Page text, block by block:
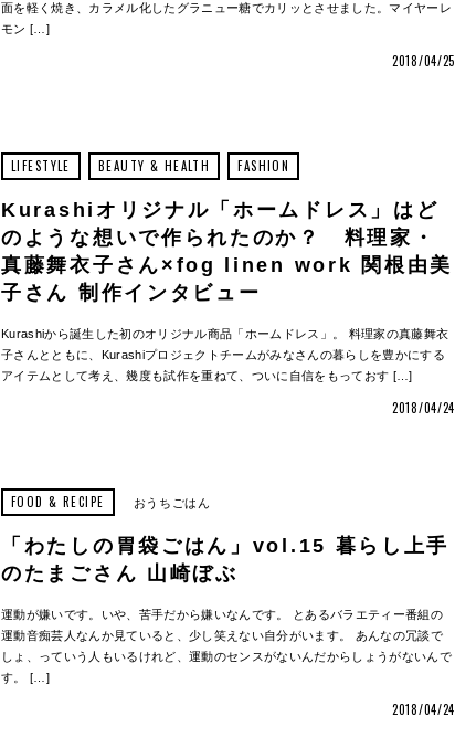
面を軽く焼き、カラメル化したグラニュー糖でカリッとさせました。マイヤーレ
モン […]
2018/04/25
LIFESTYLE BEAUTY & HEALTH FASHION
Kurashiオリジナル「ホームドレス」はど
のような想いで作られたのか？ 料理家・
真藤舞衣子さん×fog linen work 関根由美
子さん 制作インタビュー
Kurashiから誕生した初のオリジナル商品「ホームドレス」。 料理家の真藤舞衣
子さんとともに、Kurashiプロジェクトチームがみなさんの暮らしを豊かにする
アイテムとして考え、幾度も試作を重ねて、ついに自信をもっておす […]
2018/04/24
FOOD & RECIPE おうちごはん
「わたしの胃袋ごはん」vol.15 暮らし上手
のたまごさん 山崎ぼぶ
運動が嫌いです。いや、苦手だから嫌いなんです。 とあるバラエティー番組の
運動音痴芸人なんか見ていると、少し笑えない自分がいます。 あんなの冗談で
しょ、っていう人もいるけれど、運動のセンスがないんだからしょうがないんで
す。 […]
2018/04/24